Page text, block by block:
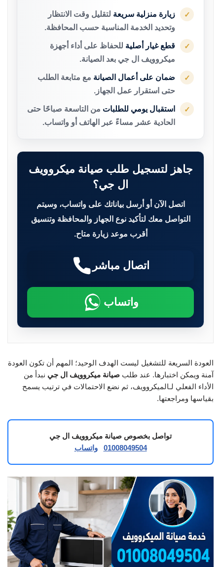
✓ زيارة منزلية سريعة لتقليل وقت الانتظار
وتحديد الخدمة المناسبة حسب المحافظة.
✓ قطع غيار أصلية للحفاظ على أداء أجهزة
ميكروويف ال جي بعد الصيانة.
✓ ضمان على أعمال الصيانة مع متابعة الطلب
حتى استقرار عمل الجهاز.
✓ استقبال يومي للطلبات من التاسعة صباحًا حتى
الحادية عشر مساءً عبر الهاتف أو واتساب.
جاهز لتسجيل طلب صيانة ميكروويف
ال جي؟
اتصل الآن أو أرسل بياناتك على واتساب، وسيتم
التواصل معك لتأكيد نوع الجهاز والمحافظة وتنسيق
أقرب موعد زيارة متاح.
اتصال مباشر
واتساب
العودة السريعة للتشغيل ليست الهدف الوحيد؛ المهم أن تكون العودة
آمنة ويمكن اختبارها. عند طلب صيانة ميكروويف ال جي نبدأ من
الأداء الفعلي لـالميكروويف، ثم نضع الاحتمالات في ترتيب يسمح
بقياسها ومراجعتها.
تواصل بخصوص صيانة ميكروويف ال جي
01008049504
واتساب